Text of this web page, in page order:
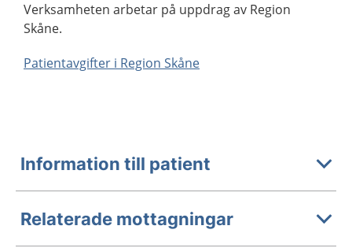
Verksamheten arbetar på uppdrag av Region
Skåne.
Patientavgifter i Region Skåne
Information till patient
Relaterade mottagningar